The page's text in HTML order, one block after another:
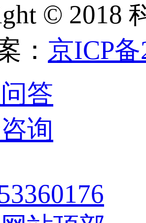
© 2018
： 京ICP
答
询